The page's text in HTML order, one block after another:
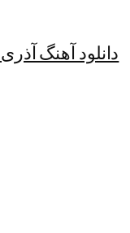
دانلود آهنگ آذری